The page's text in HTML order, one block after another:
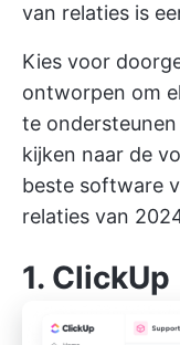
van relaties is
Kies voor
ontworpen om
te ondersteunen
kijken naar de
beste software
relaties van
1. ClickUp